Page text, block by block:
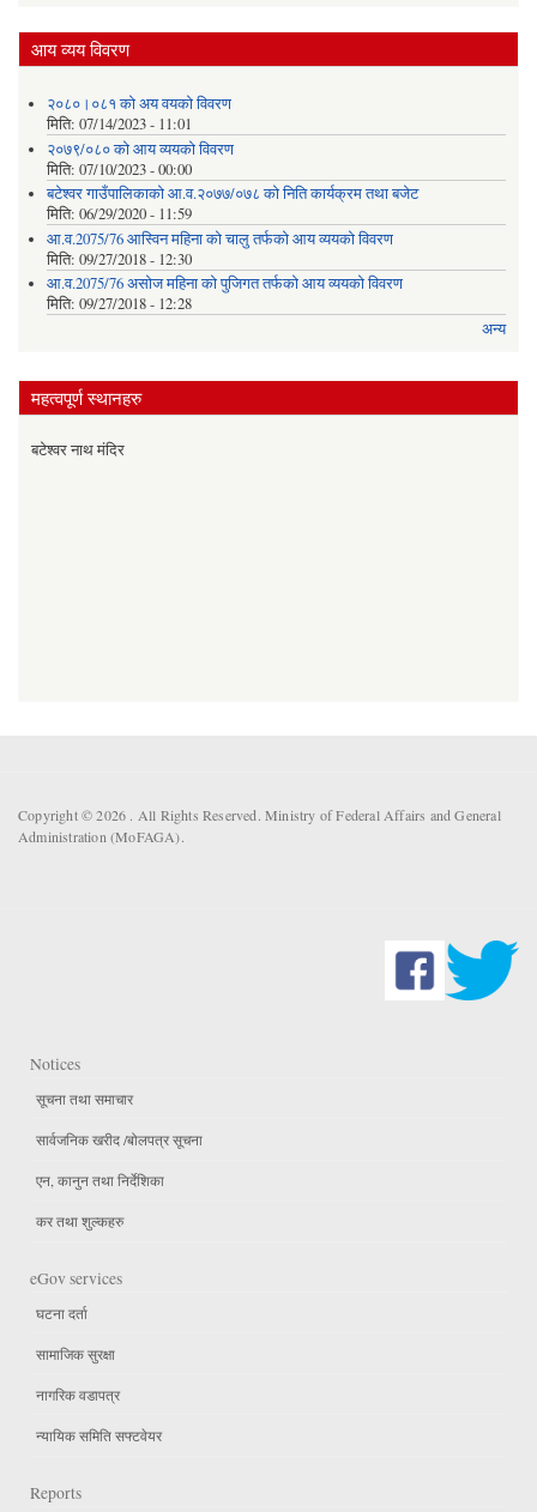
आय व्यय विवरण
२०८०।०८१ को अय वयको विवरण
मिति: 07/14/2023 - 11:01
२०७९/०८० को आय व्ययको विवरण
मिति: 07/10/2023 - 00:00
बटेश्वर गाउँपालिकाको आ.व.२०७७/०७८ को निति कार्यक्रम तथा बजेट
मिति: 06/29/2020 - 11:59
आ.व.2075/76 आस्विन महिना को चालु तर्फको आय व्ययको विवरण
मिति: 09/27/2018 - 12:30
आ.व.2075/76 असोज महिना को पुजिगत तर्फको आय व्ययको विवरण
मिति: 09/27/2018 - 12:28
अन्य
महत्वपूर्ण स्थानहरु
बटेश्वर नाथ मंदिर
Copyright © 2026 . All Rights Reserved. Ministry of Federal Affairs and General
Administration (MoFAGA).
Notices
सूचना तथा समाचार
सार्वजनिक खरीद /बोलपत्र सूचना
एन, कानुन तथा निर्देशिका
कर तथा शुल्कहरु
eGov services
घटना दर्ता
सामाजिक सुरक्षा
नागरिक वडापत्र
न्यायिक समिति सफ्टवेयर
Reports